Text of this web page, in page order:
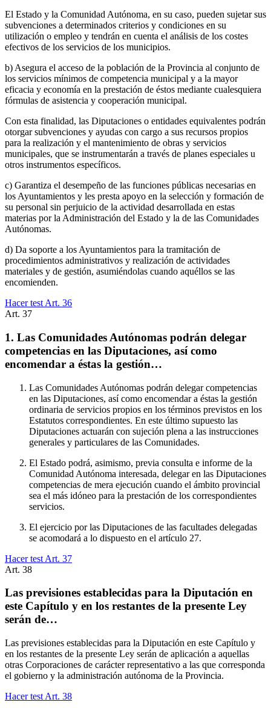
El Estado y la Comunidad Autónoma, en su caso, pueden sujetar sus
subvenciones a determinados criterios y condiciones en su
utilización o empleo y tendrán en cuenta el análisis de los costes
efectivos de los servicios de los municipios.
b) Asegura el acceso de la población de la Provincia al conjunto de
los servicios mínimos de competencia municipal y a la mayor
eficacia y economía en la prestación de éstos mediante cualesquiera
fórmulas de asistencia y cooperación municipal.
Con esta finalidad, las Diputaciones o entidades equivalentes podrán
otorgar subvenciones y ayudas con cargo a sus recursos propios
para la realización y el mantenimiento de obras y servicios
municipales, que se instrumentarán a través de planes especiales u
otros instrumentos específicos.
c) Garantiza el desempeño de las funciones públicas necesarias en
los Ayuntamientos y les presta apoyo en la selección y formación de
su personal sin perjuicio de la actividad desarrollada en estas
materias por la Administración del Estado y la de las Comunidades
Autónomas.
d) Da soporte a los Ayuntamientos para la tramitación de
procedimientos administrativos y realización de actividades
materiales y de gestión, asumiéndolas cuando aquéllos se las
encomienden.
Hacer test Art. 36
Art. 37
1. Las Comunidades Autónomas podrán delegar
competencias en las Diputaciones, así como
encomendar a éstas la gestión…
Las Comunidades Autónomas podrán delegar competencias
en las Diputaciones, así como encomendar a éstas la gestión
ordinaria de servicios propios en los términos previstos en los
Estatutos correspondientes. En este último supuesto las
Diputaciones actuarán con sujeción plena a las instrucciones
generales y particulares de las Comunidades.
El Estado podrá, asimismo, previa consulta e informe de la
Comunidad Autónoma interesada, delegar en las Diputaciones
competencias de mera ejecución cuando el ámbito provincial
sea el más idóneo para la prestación de los correspondientes
servicios.
El ejercicio por las Diputaciones de las facultades delegadas
se acomodará a lo dispuesto en el artículo 27.
Hacer test Art. 37
Art. 38
Las previsiones establecidas para la Diputación en
este Capítulo y en los restantes de la presente Ley
serán de…
Las previsiones establecidas para la Diputación en este Capítulo y
en los restantes de la presente Ley serán de aplicación a aquellas
otras Corporaciones de carácter representativo a las que corresponda
el gobierno y la administración autónoma de la Provincia.
Hacer test Art. 38